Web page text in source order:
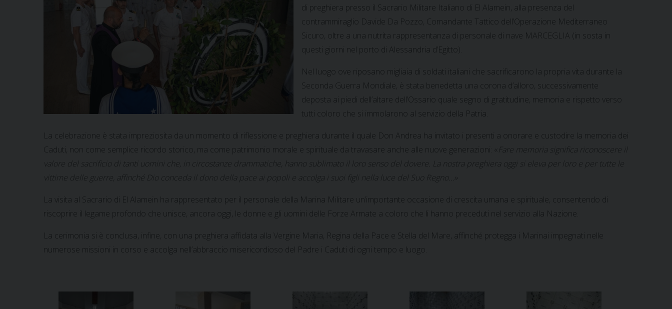
di preghiera presso il Sacrario Militare Italiano di El Alamein, alla presenza del
contrammiraglio Davide Da Pozzo, Comandante Tattico dell’Operazione Mediterraneo
Sicuro, oltre a una nutrita rappresentanza di personale di nave MARCEGLIA (in sosta in
questi giorni nel porto di Alessandria d’Egitto).
Nel luogo ove riposano migliaia di soldati italiani che sacrificarono la propria vita durante la
Seconda Guerra Mondiale, è stata benedetta una corona d’alloro, successivamente
deposta ai piedi dell’altare dell’Ossario quale segno di gratitudine, memoria e rispetto verso
tutti coloro che si immolarono al servizio della Patria.
La celebrazione è stata impreziosita da un momento di riflessione e preghiera durante il quale Don Andrea ha invitato i presenti a onorare e custodire la memoria dei
Caduti, non come semplice ricordo storico, ma come patrimonio morale e spirituale da travasare anche alle nuove generazioni: « Fare memoria significa riconoscere il
valore del sacrificio di tanti uomini che, in circostanze drammatiche, hanno sublimato il loro senso del dovere. La nostra preghiera oggi si eleva per loro e per tutte le
vittime delle guerre, affinché Dio conceda il dono della pace ai popoli e accolga i suoi figli nella luce del Suo Regno…»
La visita al Sacrario di El Alamein ha rappresentato per il personale della Marina Militare un’importante occasione di crescita umana e spirituale, consentendo di
riscoprire il legame profondo che unisce, ancora oggi, le donne e gli uomini delle Forze Armate a coloro che li hanno preceduti nel servizio alla Nazione.
La cerimonia si è conclusa, infine, con una preghiera affidata alla Vergine Maria, Regina della Pace e Stella del Mare, affinché protegga i Marinai impegnati nelle
numerose missioni in corso e accolga nell’abbraccio misericordioso del Padre i Caduti di ogni tempo e luogo.